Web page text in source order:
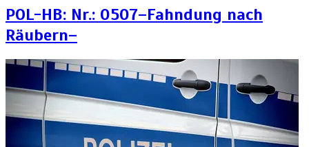
POL-HB: Nr.: 0507–Fahndung nach
Räubern–